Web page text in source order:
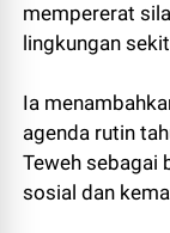
mempererat
lingkungan
Ia
agenda rutin
Teweh sebagai
sosial dan